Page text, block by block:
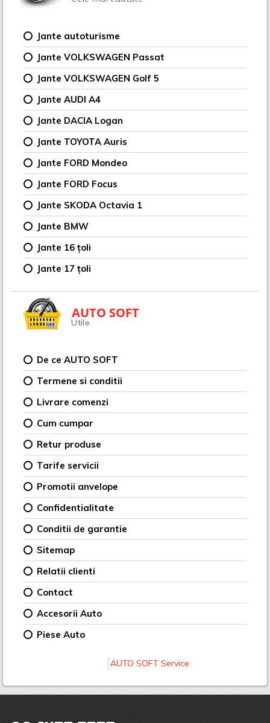
Jante autoturisme
Jante VOLKSWAGEN Passat
Jante VOLKSWAGEN Golf 5
Jante AUDI A4
Jante DACIA Logan
Jante TOYOTA Auris
Jante FORD Mondeo
Jante FORD Focus
Jante SKODA Octavia 1
Jante BMW
Jante 16 țoli
Jante 17 țoli
AUTO SOFT
Utile
De ce AUTO SOFT
Termene si conditii
Livrare comenzi
Cum cumpar
Retur produse
Tarife servicii
Promotii anvelope
Confidentialitate
Conditii de garantie
Sitemap
Relatii clienti
Contact
Accesorii Auto
Piese Auto
AUTO SOFT Service